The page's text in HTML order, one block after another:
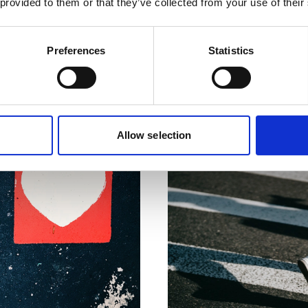
Preferences Statistics
Allow selection
Lees meer
te ontwaken.